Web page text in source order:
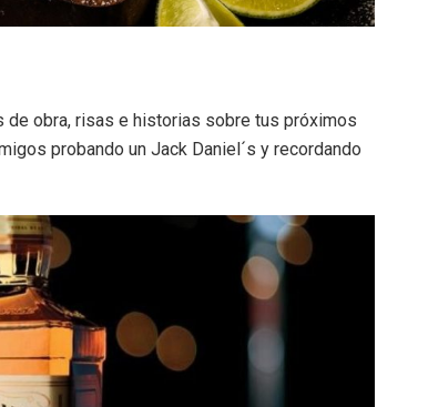
de obra, risas e historias sobre tus próximos
probando un Jack Daniel´s y recordando